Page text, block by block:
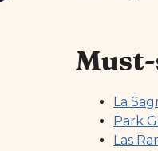
Must-
La
Park
Las